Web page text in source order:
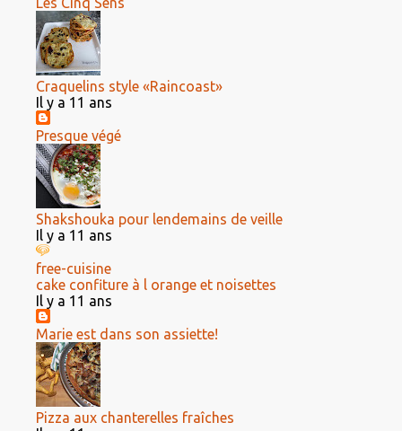
Craquelins style «Raincoast»
Il y a 11 ans
Presque végé
Shakshouka pour lendemains de veille
Il y a 11 ans
free-cuisine
cake confiture à l orange et noisettes
Il y a 11 ans
Marie est dans son assiette!
Pizza aux chanterelles fraîches